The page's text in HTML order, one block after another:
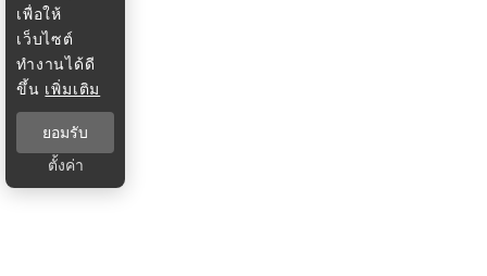
เพื่อให้
เว็บไซต์
ทำงานได้ดี
ขึ้น เพิ่มเติม
ยอมรับ
ตั้งค่า